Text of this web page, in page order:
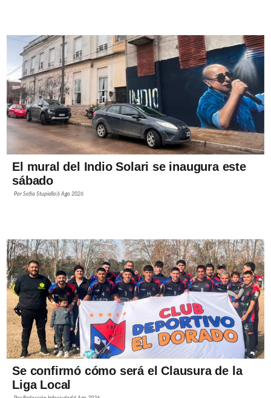
El mural del Indio Solari se inaugura este
sábado
PorSofía Stupiello6 Ago 2026
Se confirmó cómo será el Clausura de la
Liga Local